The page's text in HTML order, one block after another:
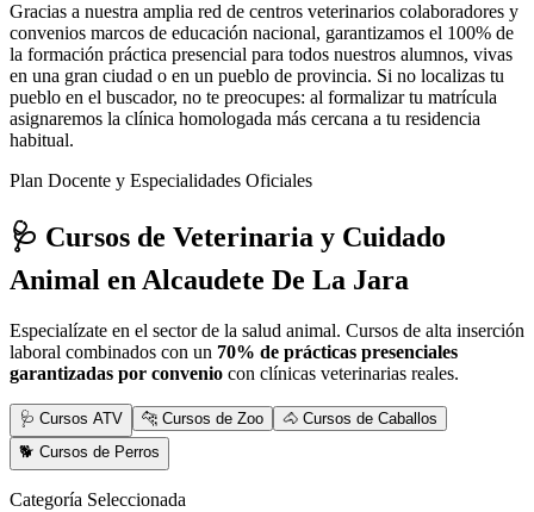
Gracias a nuestra amplia red de centros veterinarios colaboradores y
convenios marcos de educación nacional, garantizamos el 100% de
la formación práctica presencial para todos nuestros alumnos, vivas
en una gran ciudad o en un pueblo de provincia. Si no localizas tu
pueblo en el buscador, no te preocupes: al formalizar tu matrícula
asignaremos la clínica homologada más cercana a tu residencia
habitual.
Plan Docente y Especialidades Oficiales
🩺 Cursos de Veterinaria y Cuidado
Animal en Alcaudete De La Jara
Especialízate en el sector de la salud animal. Cursos de alta inserción
laboral combinados con un 70% de prácticas presenciales
garantizadas por convenio con clínicas veterinarias reales.
🩺 Cursos ATV 🐆 Cursos de Zoo
🐴 Cursos de Caballos
🐕 Cursos de Perros
Categoría Seleccionada